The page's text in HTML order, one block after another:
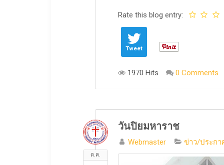
Rate this blog entry:
Tweet
1970 Hits 0 Comments
ต.ค.
วันปิยมหาราช
Webmaster ข่าว/ประกา